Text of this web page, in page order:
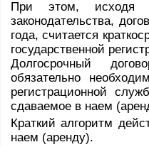
При этом, исходя
законодательства,
года, считается
государственной
Долгосрочный
обязательно
регистрационной
сдаваемое в наем
Краткий алгоритм
наем (аренду).